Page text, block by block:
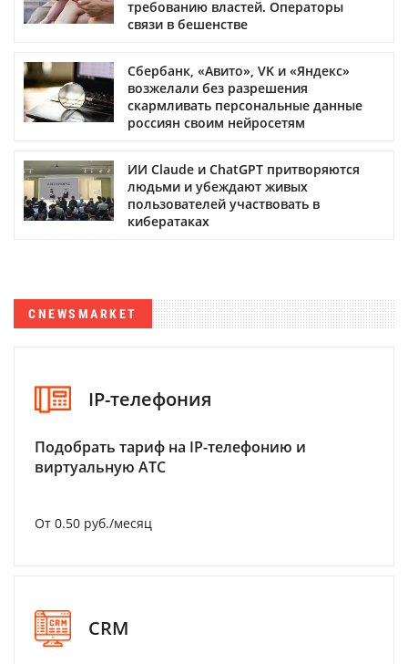
требованию властей. Операторы
связи в бешенстве
Сбербанк, «Авито», VK и «Яндекс»
возжелали без разрешения
скармливать персональные данные
россиян своим нейросетям
ИИ Claude и ChatGPT притворяются
людьми и убеждают живых
пользователей участвовать в
кибератаках
CNEWSMARKET
IP-телефония
Подобрать тариф на IP-телефонию и
виртуальную АТС
От 0.50 руб./месяц
CRM